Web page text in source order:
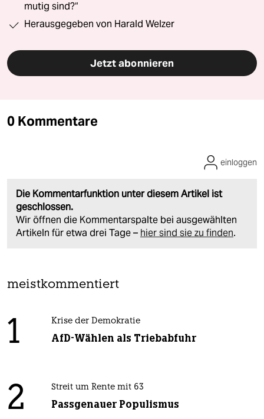
mutig sind?“
Herausgegeben von Harald Welzer
Jetzt abonnieren
0 Kommentare
Die Kommentarfunktion unter diesem Artikel ist
geschlossen.
Wir öffnen die Kommentarspalte bei ausgewählten
Artikeln für etwa drei Tage – hier sind sie zu finden.
einloggen
meistkommentiert
1 Krise der Demokratie
AfD-Wählen als Triebabfuhr
2 Streit um Rente mit 63
Passgenauer Populismus